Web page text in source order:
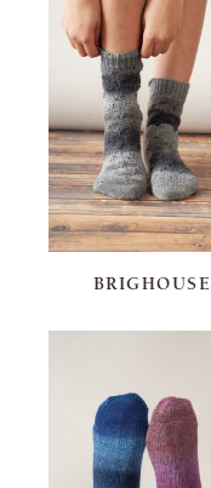
BRIGHOUSE